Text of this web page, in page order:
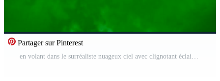
Partager sur Pinterest
en volant dans le surréaliste nuageux ciel avec clignotant éclairs, sans couture boucle. mouvement. coloré en mouvement orage des nuages. Vidéo Pro